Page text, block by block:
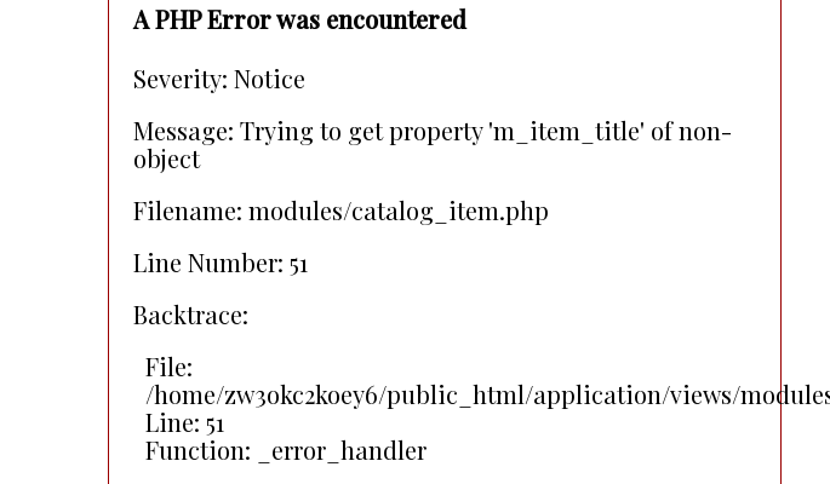
A PHP Error was encountered
Severity: Notice
Message: Trying to get property 'm_item_title' of non-
object
Filename: modules/catalog_item.php
Line Number: 51
Backtrace:
File:
/home/zw3okc2koey6/public_html/application/views/
Line: 51
Function: _error_handler